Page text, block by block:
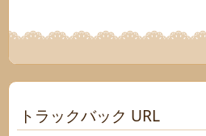
トラックバック URL